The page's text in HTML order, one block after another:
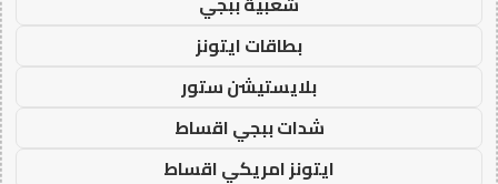
بطاقات ايتونز
بلايستيشن ستور
شدات ببجي اقساط
ايتونز امريكي اقساط